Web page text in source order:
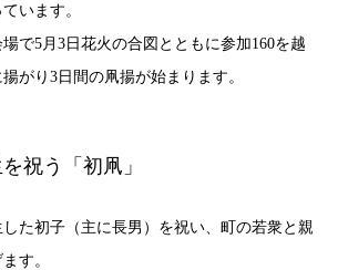
います。
で5月3日花火の合図とともに参加160を越
がり3日間の凧揚が始まります。
祝う「初凧」
た初子（主に長男）を祝い、町の若衆と親
す。